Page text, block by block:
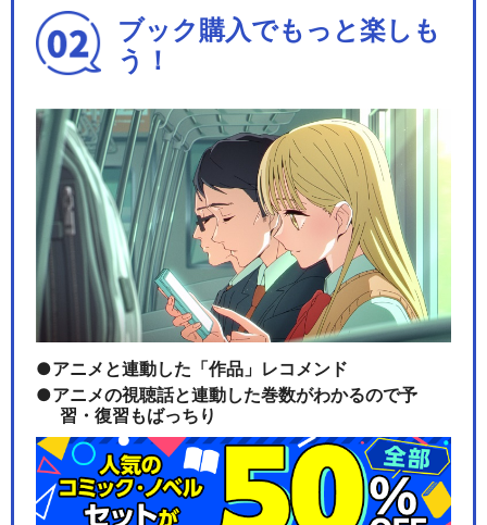
ブック購入でもっと楽しも
う！
アニメと連動した「作品」レコメンド
アニメの視聴話と連動した巻数がわかるので予
習・復習もばっちり